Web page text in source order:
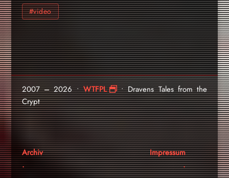
#video
2007 – 2026 •WTFPL
• Dravens Tales from the
Crypt
Archiv
Impressum
.
.